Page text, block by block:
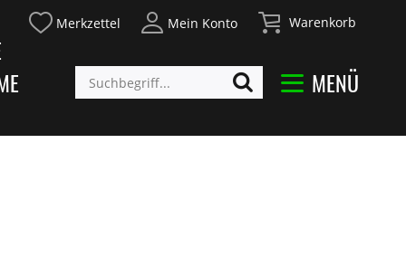
Merkzettel Mein Konto Warenkorb
MENÜ